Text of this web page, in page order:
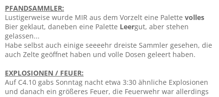
PFANDSAMMLER:
Lustigerweise wurde MIR aus dem Vorzelt eine Palette volles
Bier geklaut, daneben eine Palette Leergut, aber stehen
gelassen...
Habe selbst auch einige seeeehr dreiste Sammler gesehen, die
auch Zelte geöffnet haben und volle Dosen geleert haben.
EXPLOSIONEN / FEUER:
Auf C4.10 gabs Sonntag nacht etwa 3:30 ähnliche Explosionen
und danach ein größeres Feuer, die Feuerwehr war allerdings